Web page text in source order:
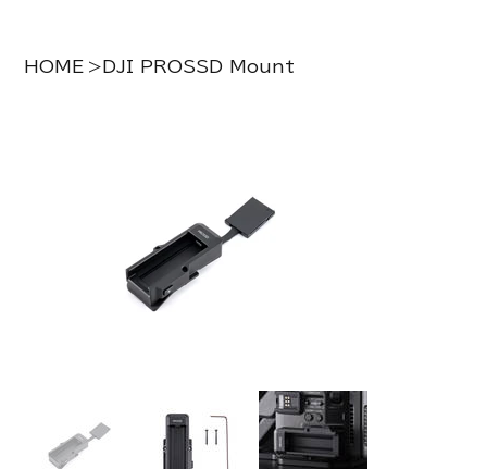
HOME > DJI PROSSD Mount